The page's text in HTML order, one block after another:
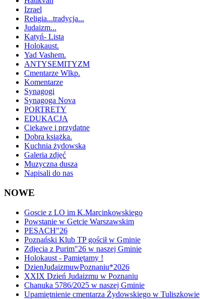
Izrael
Religia...tradycja...
Judaizm...
Katyń- Lista
Holokaust.
Yad Vashem.
ANTYSEMITYZM
Cmentarze Wlkp.
Komentarze
Synagogi
Synagoga Nova
PORTRETY
EDUKACJA
Ciekawe i przydatne
Dobra książka.
Kuchnia żydowska
Galeria zdjęć
Muzyczna dusza
Napisali do nas
NOWE
Goscie z LO im K.Marcinkowskiego
Powstanie w Getcie Warszawskim
PESACH"26
Poznański Klub TP gościł w Gminie
Zdjecia z Purim"26 w naszej Gminie
Holokaust - Pamiętamy !
DzienJudaizmuwPoznaniu*2026
XXIX Dzień Judaizmu w Poznaniu
Chanuka 5786/2025 w naszej Gminie
Upamiętnienie cmentarza Żydowskiego w Tuliszkowie